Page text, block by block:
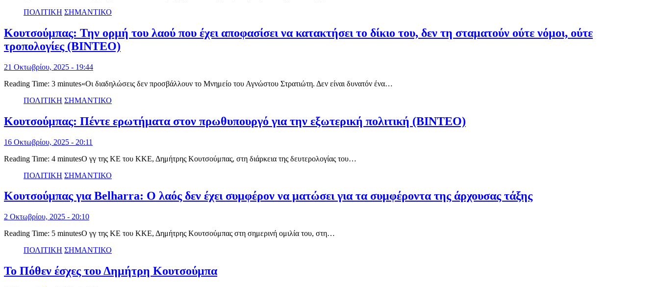
ΠΟΛΙΤΙΚΗ ΣΗΜΑΝΤΙΚΟ
Κουτσούμπας: Την ορμή του λαού που έχει αποφασίσει να κατακτήσει το δίκιο του, δεν τη σταματούν ούτε νόμοι, ούτε
τροπολογίες (ΒΙΝΤΕΟ)
21 Οκτωβρίου, 2025 - 19:44
Reading Time: 3 minutes«Οι διαδηλώσεις δεν προσβάλλουν το Μνημείο του Αγνώστου Στρατιώτη. Δεν είναι δυνατόν ένα…
ΠΟΛΙΤΙΚΗ ΣΗΜΑΝΤΙΚΟ
Κουτσούμπας: Πέντε ερωτήματα στον πρωθυπουργό για την εξωτερική πολιτική (ΒΙΝΤΕΟ)
16 Οκτωβρίου, 2025 - 20:11
Reading Time: 4 minutesΟ γγ της ΚΕ του ΚΚΕ, Δημήτρης Κουτσούμπας, στη διάρκεια της δευτερολογίας του…
ΠΟΛΙΤΙΚΗ ΣΗΜΑΝΤΙΚΟ
Κουτσούμπας για Belharra: Ο λαός δεν έχει συμφέρον να ματώσει για τα συμφέροντα της άρχουσας τάξης
2 Οκτωβρίου, 2025 - 20:10
Reading Time: 5 minutesΟ γγ της ΚΕ του ΚΚΕ, Δημήτρης Κουτσούμπας στη σημερινή ομιλία του, στη…
ΠΟΛΙΤΙΚΗ ΣΗΜΑΝΤΙΚΟ
Το Πόθεν έσχες του Δημήτρη Κουτσούμπα